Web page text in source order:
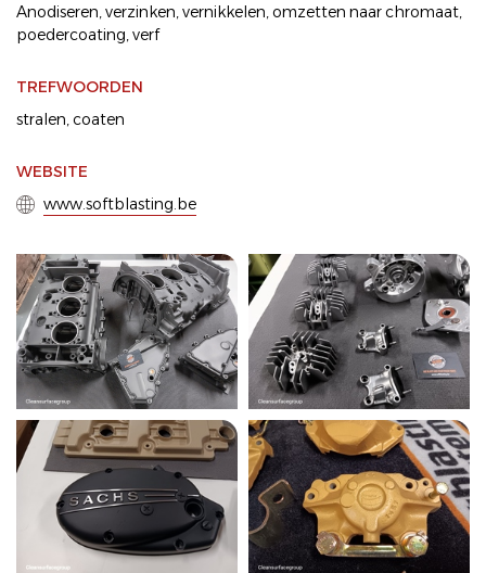
Anodiseren, verzinken, vernikkelen, omzetten naar chromaat,
poedercoating, verf
TREFWOORDEN
stralen, coaten
WEBSITE
www.softblasting.be